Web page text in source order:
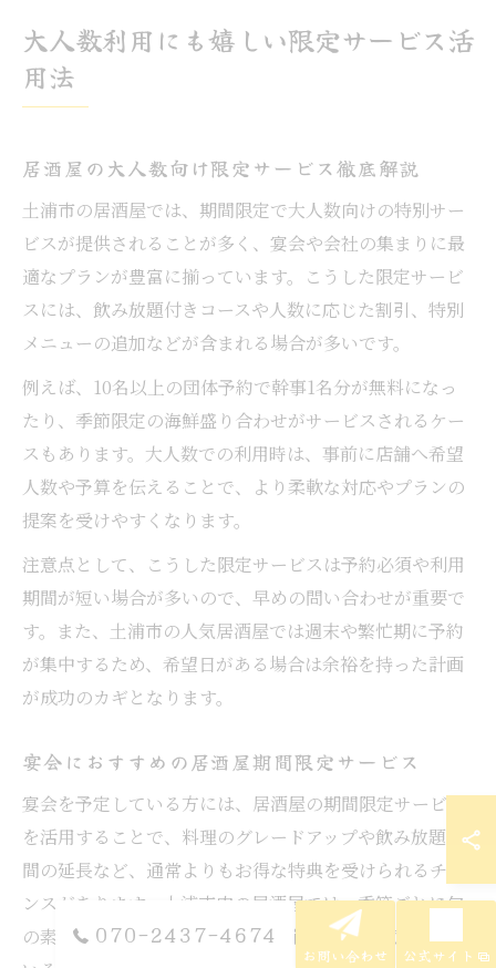
大人数利用にも嬉しい限定サービス活
用法
居酒屋の大人数向け限定サービス徹底解説
土浦市の居酒屋では、期間限定で大人数向けの特別サー
ビスが提供されることが多く、宴会や会社の集まりに最
適なプランが豊富に揃っています。こうした限定サービ
スには、飲み放題付きコースや人数に応じた割引、特別
メニューの追加などが含まれる場合が多いです。
例えば、10名以上の団体予約で幹事1名分が無料になっ
たり、季節限定の海鮮盛り合わせがサービスされるケー
スもあります。大人数での利用時は、事前に店舗へ希望
人数や予算を伝えることで、より柔軟な対応やプランの
提案を受けやすくなります。
注意点として、こうした限定サービスは予約必須や利用
期間が短い場合が多いので、早めの問い合わせが重要で
す。また、土浦市の人気居酒屋では週末や繁忙期に予約
が集中するため、希望日がある場合は余裕を持った計画
が成功のカギとなります。
宴会におすすめの居酒屋期間限定サービス
宴会を予定している方には、居酒屋の期間限定サービス
を活用することで、料理のグレードアップや飲み放題時
間の延長など、通常よりもお得な特典を受けられるチャ
ンスがあります。土浦市内の居酒屋では、季節ごとに旬
の素材を使ったコースや、宴会限定の特典が用意されて
070-2437-4674
お問い合わせ 公式サイト